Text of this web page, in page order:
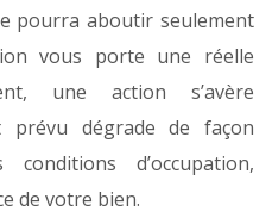
pourra aboutir seulement
vous porte une réelle
une action s’avère
prévu dégrade de façon
d’occupation,
de votre bien.